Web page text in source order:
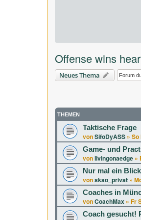
Offense wins
Neues Thema
THEMEN
Taktische Frage
vonSifoDyASS » So
Game- und
vonlivingonaedge »
Nur mal ein
vonskao_privat »
Coaches in
vonCoachMax » Fr
Coach gesucht!